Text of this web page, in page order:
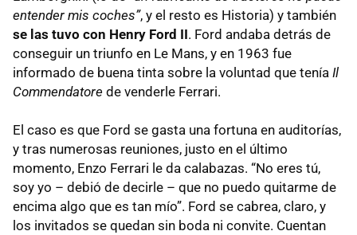
entender mis coches”, y el resto es Historia) y también
se las tuvo con Henry Ford II. Ford andaba detrás de
conseguir un triunfo en Le Mans, y en 1963 fue
informado de buena tinta sobre la voluntad que tenía Il
Commendatore de venderle Ferrari.
El caso es que Ford se gasta una fortuna en auditorías,
y tras numerosas reuniones, justo en el último
momento, Enzo Ferrari le da calabazas. “No eres tú,
soy yo – debió de decirle – que no puedo quitarme de
encima algo que es tan mío”. Ford se cabrea, claro, y
los invitados se quedan sin boda ni convite. Cuentan